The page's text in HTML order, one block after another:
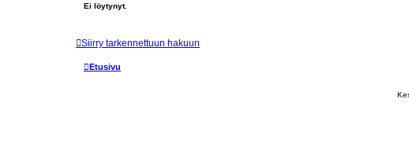
Ei löytynyt.
Siirry tarkennettuun hakuun
Etusivu